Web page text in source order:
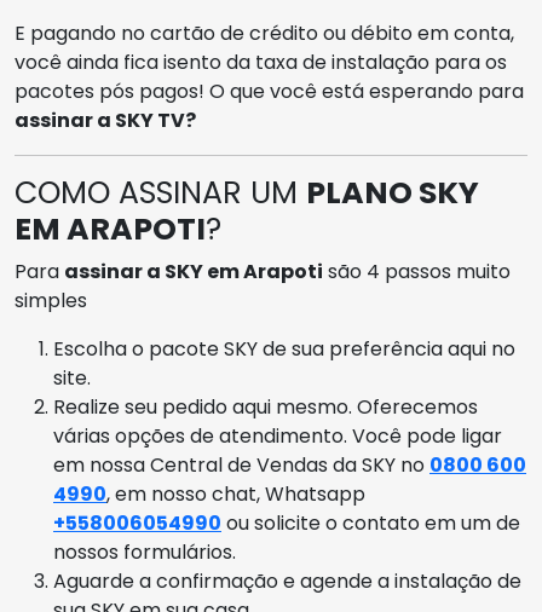
E pagando no cartão de crédito ou débito em conta,
você ainda fica isento da taxa de instalação para os
pacotes pós pagos! O que você está esperando para
assinar a SKY TV?
COMO ASSINAR UM PLANO SKY
EM ARAPOTI?
Para assinar a SKY em Arapoti são 4 passos muito
simples
Escolha o pacote SKY de sua preferência aqui no
site.
Realize seu pedido aqui mesmo. Oferecemos
várias opções de atendimento. Você pode ligar
em nossa Central de Vendas da SKY no 0800 600
4990, em nosso chat, Whatsapp
+558006054990 ou solicite o contato em um de
nossos formulários.
Aguarde a confirmação e agende a instalação de